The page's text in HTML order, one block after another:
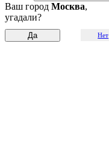
Ваш город Москва,
угадали?
Нет